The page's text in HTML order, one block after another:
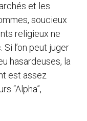
et les
soucieux
religieux ne
l’on peut juger
hasardeuses, la
est assez
“Alpha”,